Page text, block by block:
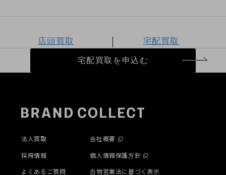
店頭買取 宅配買取
宅配買取を申込む
法人買取
採用情報
よくあるご質問
会社概要
個人情報保護方針
古物営業法に基づく表示